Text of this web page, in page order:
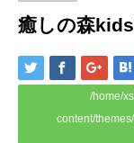
癒しの森
/home/
content/